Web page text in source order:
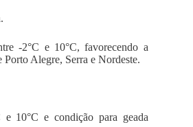
-2°C e 10°C, favorecendo a
Alegre, Serra e Nordeste.
10°C e condição para geada